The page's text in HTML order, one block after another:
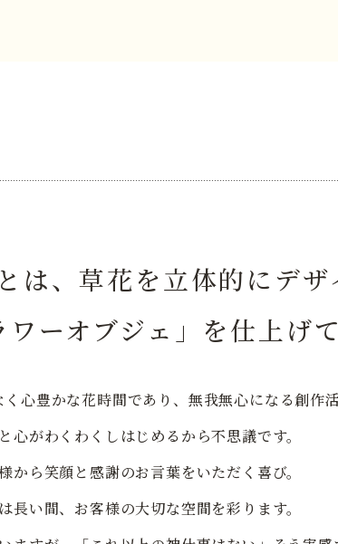
は、草花を立体的にデザ
ーオブジェ」を仕上げ
心豊かな花時間であり、無我無心になる創作活
心がわくわくしはじめるから不思議です。
から笑顔と感謝のお言葉をいただく喜び。
長い間、お客様の大切な空間を彩ります。